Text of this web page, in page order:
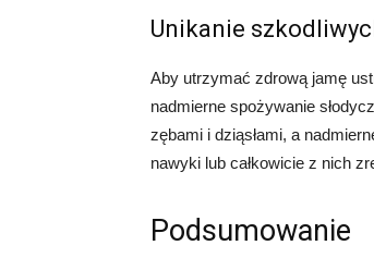
Unikanie
Aby utrzymać zdrową jamę
nadmierne spożywanie
zębami i dziąsłami, a
nawyki lub całkowicie z nich
Podsumowanie